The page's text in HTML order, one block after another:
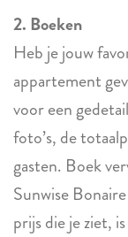
2. Boeken
Heb je jouw
appartement
voor een
foto’s, de
gasten. Boek
Sunwise
prijs die je ziet,